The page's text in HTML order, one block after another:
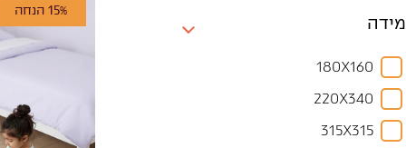
מידה
180X160
220X340
315X315
15% הנחה